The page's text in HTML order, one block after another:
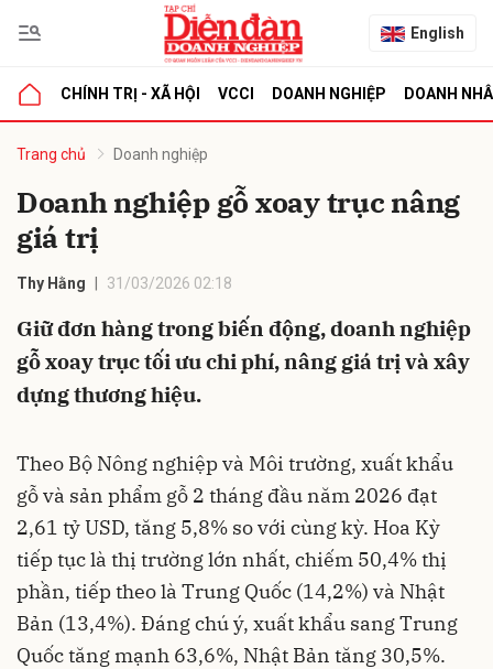
English
CHÍNH TRỊ - XÃ HỘI VCCI DOANH NGHIỆP DOANH
Trang chủ Doanh nghiệp
Doanh nghiệp gỗ xoay trục nâng
giá trị
Thy Hằng 31/03/2026 02:18
Giữ đơn hàng trong biến động, doanh nghiệp
gỗ xoay trục tối ưu chi phí, nâng giá trị và xây
dựng thương hiệu.
Theo Bộ Nông nghiệp và Môi trường, xuất khẩu
gỗ và sản phẩm gỗ 2 tháng đầu năm 2026 đạt
2,61 tỷ USD, tăng 5,8% so với cùng kỳ. Hoa Kỳ
tiếp tục là thị trường lớn nhất, chiếm 50,4% thị
phần, tiếp theo là Trung Quốc (14,2%) và Nhật
Bản (13,4%). Đáng chú ý, xuất khẩu sang Trung
Quốc tăng mạnh 63,6%, Nhật Bản tăng 30,5%.
luận
Hủy